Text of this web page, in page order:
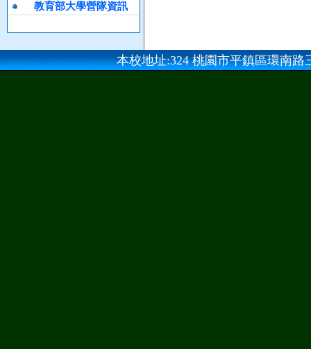
教育部大學營隊資訊
本校地址:324 桃園市平鎮區環南路